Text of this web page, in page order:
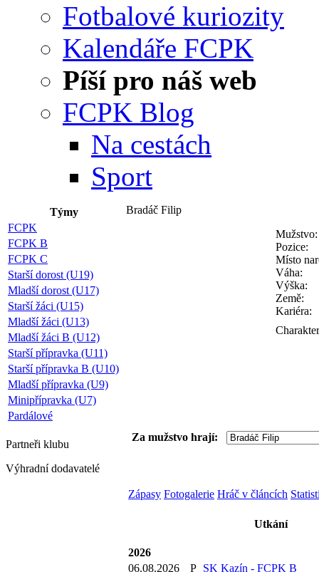
Fotbalové kuriozity
Kalendáře FCPK
Píší pro náš web
FCPK Blog
Na cestách
Sport
Týmy
FCPK
FCPK B
FCPK C
Starší dorost (U19)
Mladší dorost (U17)
Starší žáci (U15)
Mladší žáci (U13)
Mladší žáci B (U12)
Starší přípravka (U11)
Starší přípravka B (U10)
Mladší přípravka (U9)
Minipřípravka (U7)
Pardálové
Partneři klubu
Výhradní dodavatelé
Bradáč Filip
Mužstvo:
Pozice:
Místo
Váha:
Výška:
Země:
Kariéra:
Za mužstvo hrají:
Zápasy Fotogalerie Hráč v článcích
Utkání
2026
06.08.2026
P SK Kazín - FCPK B